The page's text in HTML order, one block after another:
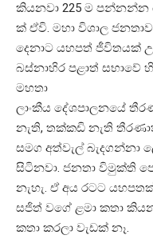
කියනවා 225 ම පන්නන්න
ක් ඒවි. මහා විශාල
දෙනාට යහපත් ජීවිතයක්
බස්නාහිර පළාත් සභාවේ
මහතා
ලාංකීය දේශපාලනයේ
නැති, තක්කඩි නැති
සමග අත්වැල් බැදගන්නා
සිටිනවා. ජනතා විමුක්ති
නැහැ. ඒ අය රටට
සජිත් වගේ ළමා කතා
කතා කරලා වැඩක් නෑ.